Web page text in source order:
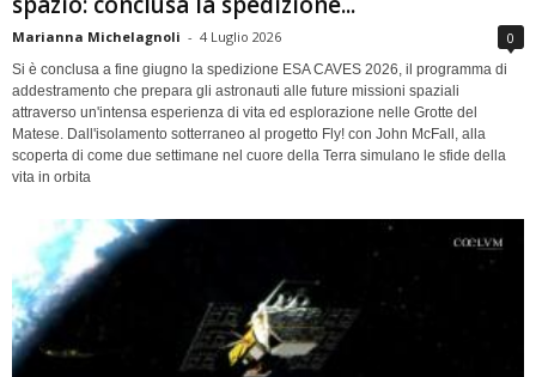
Marianna Michelagnoli - 4 Luglio 2026 0
Si è conclusa a fine giugno la spedizione ESA CAVES 2026, il programma di
addestramento che prepara gli astronauti alle future missioni spaziali
attraverso un'intensa esperienza di vita ed esplorazione nelle Grotte del
Matese. Dall'isolamento sotterraneo al progetto Fly! con John McFall, alla
scoperta di come due settimane nel cuore della Terra simulano le sfide della
vita in orbita